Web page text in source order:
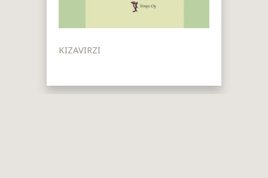
KIZAVIRZI